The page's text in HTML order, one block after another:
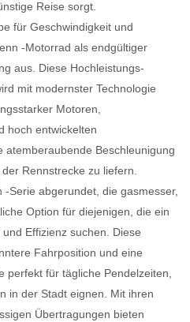
Reise sorgt.
für Geschwindigkeit und
-Motorrad als endgültiger
aus. Diese Hochleistungs-
mit modernster Technologie
Motoren,
hoch entwickelten
atemberaubende Beschleunigung
Rennstrecke zu liefern.
Serie abgerundet, die gasmesser,
Option für diejenigen, die ein
Effizienz suchen. Diese
Fahrposition und eine
perfekt für tägliche Pendelzeiten,
in der Stadt eignen. Mit ihren
Übertragungen bieten